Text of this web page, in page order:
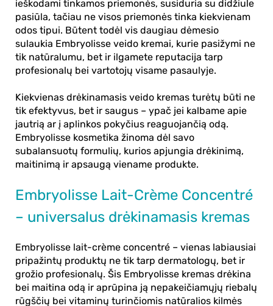
ieškodami tinkamos priemonės, susiduria su didžiule
pasiūla, tačiau ne visos priemonės tinka kiekvienam
odos tipui. Būtent todėl vis daugiau dėmesio
sulaukia Embryolisse veido kremai, kurie pasižymi ne
tik natūralumu, bet ir ilgamete reputacija tarp
profesionalų bei vartotojų visame pasaulyje.
Kiekvienas drėkinamasis veido kremas turėtų būti ne
tik efektyvus, bet ir saugus – ypač jei kalbame apie
jautrią ar į aplinkos pokyčius reaguojančią odą.
Embryolisse kosmetika žinoma dėl savo
subalansuotų formulių, kurios apjungia drėkinimą,
maitinimą ir apsaugą viename produkte.
Embryolisse Lait-Crème Concentré
– universalus drėkinamasis kremas
Embryolisse lait-crème concentré – vienas labiausiai
pripažintų produktų ne tik tarp dermatologų, bet ir
grožio profesionalų. Šis Embryolisse kremas drėkina
bei maitina odą ir aprūpina ją nepakeičiamųjų riebalų
rūgščių bei vitaminų turinčiomis natūralios kilmės